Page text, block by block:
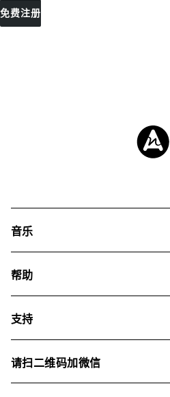
免费注册
音乐
搜索
专辑
帮助
我们如何运用AI
支持
关于我们
请扫二维码加微信